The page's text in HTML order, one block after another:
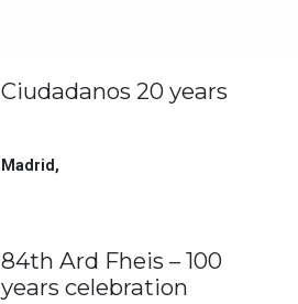
Ciudadanos 20 years
Madrid ,
84th Ard Fheis – 100
years celebration